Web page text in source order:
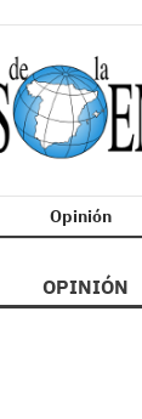
Opinión
OPINIÓN